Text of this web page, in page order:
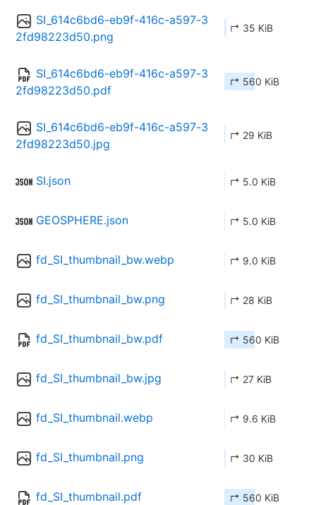
SI_614c6bd6-eb9f-416c-a597-3
2fd98223d50.png
↱ 35 KiB
SI_614c6bd6-eb9f-416c-a597-3
2fd98223d50.pdf
↱ 560 KiB
SI_614c6bd6-eb9f-416c-a597-3
2fd98223d50.jpg
↱ 29 KiB
SI.json ↱ 5.0 KiB
GEOSPHERE.json ↱ 5.0 KiB
fd_SI_thumbnail_bw.webp ↱ 9.0 KiB
fd_SI_thumbnail_bw.png ↱ 28 KiB
fd_SI_thumbnail_bw.pdf ↱ 560 KiB
fd_SI_thumbnail_bw.jpg ↱ 27 KiB
fd_SI_thumbnail.webp ↱ 9.6 KiB
fd_SI_thumbnail.png ↱ 30 KiB
fd_SI_thumbnail.pdf ↱ 560 KiB